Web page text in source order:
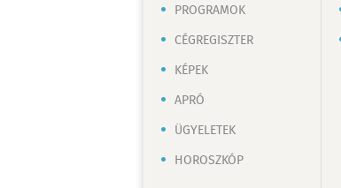
PROGRAMOK
CÉGREGISZTER
KÉPEK
APRÓ
ÜGYELETEK
HOROSZKÓP